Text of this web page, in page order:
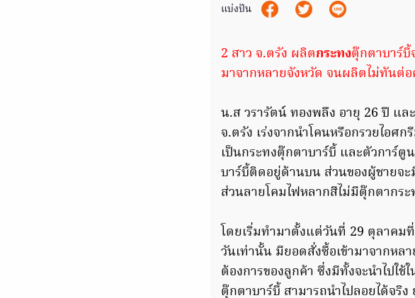
แบ่งปัน
2 สาว จ.ตรัง ผลิตกระทงตุ๊กตาบาร์
มาจากหลายจังหวัด จนผลิตไม่ทันต่
น.ส วรารัตน์ ทองพลึง อายุ 26 ปี แ
จ.ตรัง เร่งจากนำโคนหรือกรวยไอ
เป็นกระทงตุ๊กตาบาร์บี้ และตัวการ์
บาร์บี้ติดอยู่ด้านบน ส่วนของผู้ชายจ
ส่วนลายโคมไฟหลากสีไม่มีตุ๊กตากร
โดยเริ่มทำมาตั้งแต่วันที่ 29 ตุลาคม
วันเท่านั้น มียอดสั่งซื้อเข้ามาจากหล
ต้องการของลูกค้า ซึ่งมีทั้งจะนำไปใ
ตุ๊กตาบาร์บี้ สามารถนำไปลอยได้จริ